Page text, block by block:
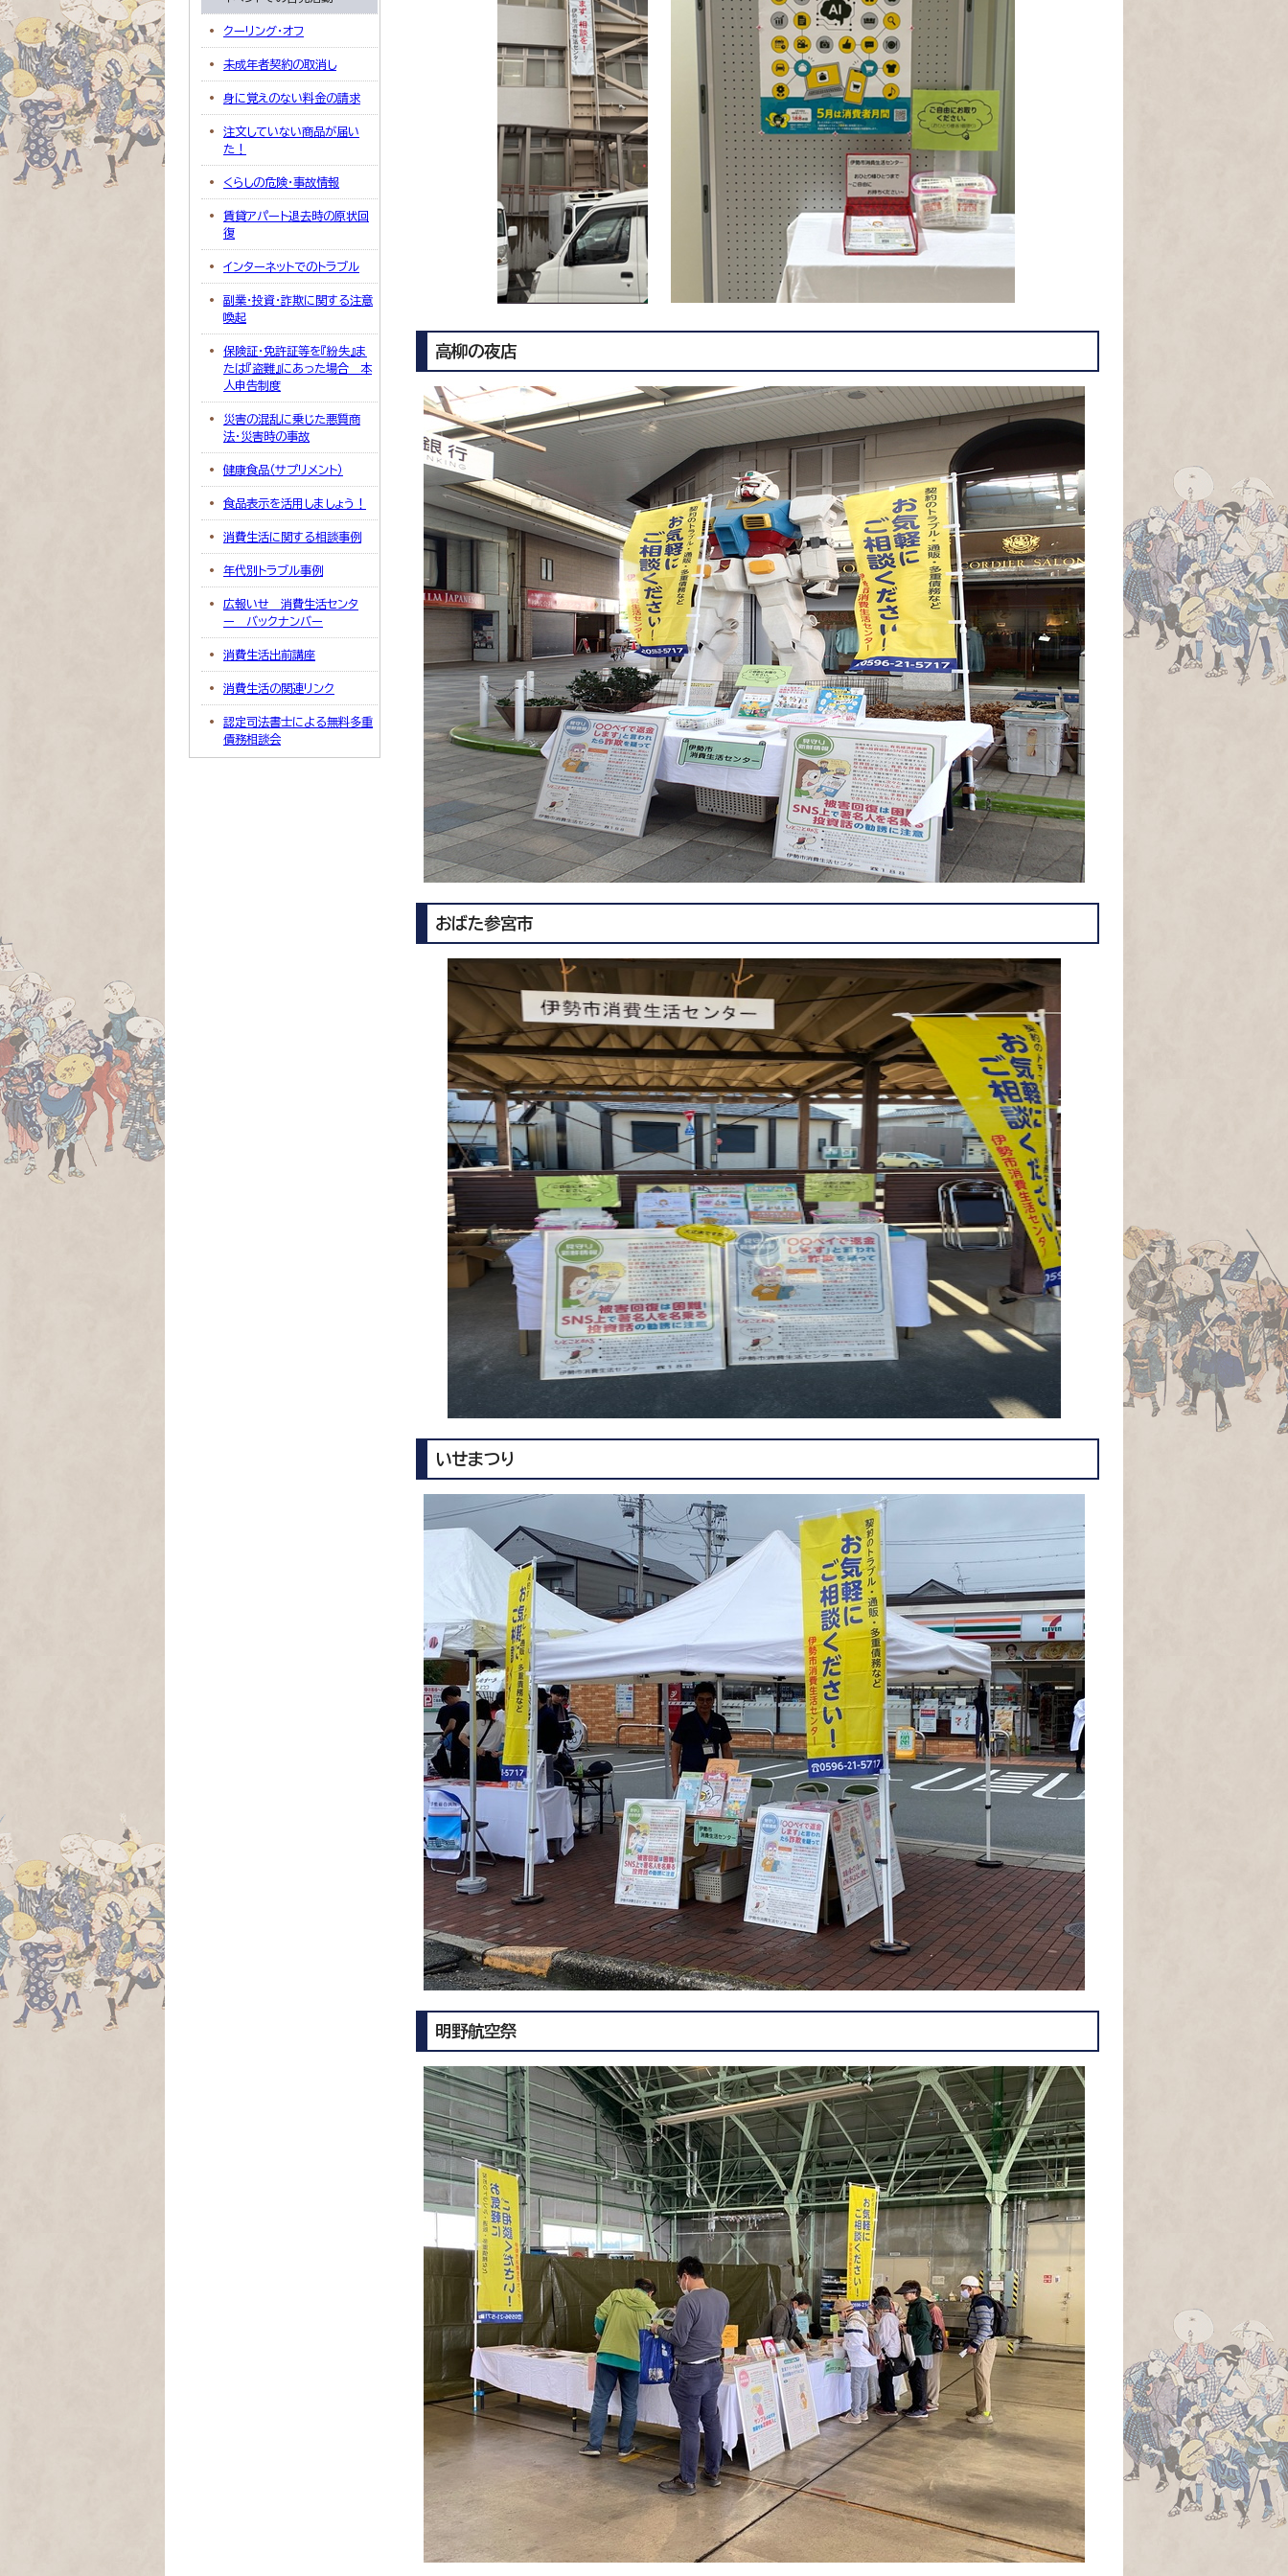
高柳の夜店
おばた参宮市
いせまつり
明野航空祭
クーリング・オフ
未成年者契約の取消し
身に覚えのない料金の請求
注文していない商品が届い
た！
くらしの危険・事故情報
賃貸アパート退去時の原状回
復
インターネットでのトラブル
副業・投資・詐欺に関する注意
喚起
保険証・免許証等を『紛失』ま
たは『盗難』にあった場合＿本
人申告制度
災害の混乱に乗じた悪質商
法・災害時の事故
健康食品（サプリメント）
食品表示を活用しましょう！
消費生活に関する相談事例
年代別トラブル事例
広報いせ 消費生活センタ
ー バックナンバー
消費生活出前講座
消費生活の関連リンク
認定司法書士による無料多重
債務相談会